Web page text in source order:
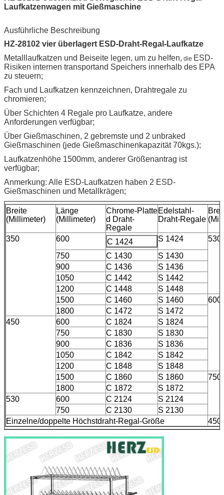
Laufkatzenwagen mit Gießmaschine
Ausführliche Beschreibung
HZ-28102 vier überlagert ESD-Draht-Regal-Laufkatze
Metalllaufkatzen und Beiseite legen, um zu helfen, die ESD-
Risiken internen transportand Speichers innerhalb des EPA
zu steuern;
Fach und Laufkatzen kennzeichnen, Drahtregale zu
chromieren;
Über Schichten 4 Regale pro Laufkatze, andere
Anforderungen verfügbar;
Über Gießmaschinen, 2 gebremste und 2 unbraked
Gießmaschinen (jede Gießmaschinenkapazität 70kgs.);
Laufkatzenhöhe 1500mm, anderer Größenantrag ist
verfügbar;
Anmerkung: Alle ESD-Laufkatzen haben 2 ESD-
Gießmaschinen und Metallkrägen;
Breite
(Millimeter)
Länge
(Millimeter)
Chrome-Platte
d Draht-
Regale
Edelstahl-
Draht-Regale
350 600 C 1424 S 1424
530
750
C 1430
S 1430
900
C 1436
S 1436
1050
C 1442
S 1442
1200
C 1448
S 1448
1500
C 1460 S 1460
600
1800
C 1472
S 1472
450
600 C 1824
S 1824
750
C 1830
S 1830
900
C 1836
S 1836
1050
C 1842
S 1842
1200
C 1848
S 1848
1500
C 1860 S 1860
750
1800
C 1872
S 1872
530
600 C 2124
S 2124
750
C 2130
S 2130
Einzelne/doppelte Höchstdraht-Regal-Größe